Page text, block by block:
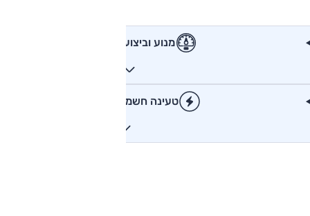
מנוע וביצועים
טעינה חשמלית